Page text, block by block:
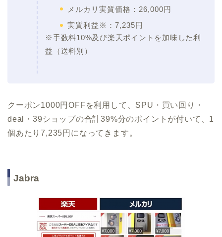
メルカリ実質価格：26,000円
実質利益※：7,235円
※手数料10%及び楽天ポイントを加味した利
益（送料別）
クーポン1000円OFFを利用して、SPU・買い回り・
deal・39ショップの合計39%分のポイントが付いて、1
個あたり7,235円になってきます。
Jabra